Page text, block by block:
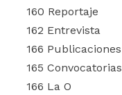
160 Reportaje
162 Entrevista
166 Publicaciones
165 Convocatorias
166 La O